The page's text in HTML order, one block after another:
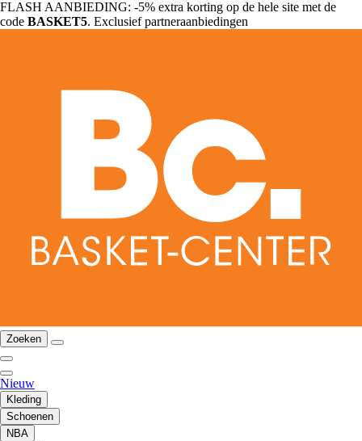
FLASH AANBIEDING: -5% extra korting op de hele site met de
code BASKET5. Exclusief partneraanbiedingen
Zoeken
Nieuw
Kleding
Schoenen
NBA